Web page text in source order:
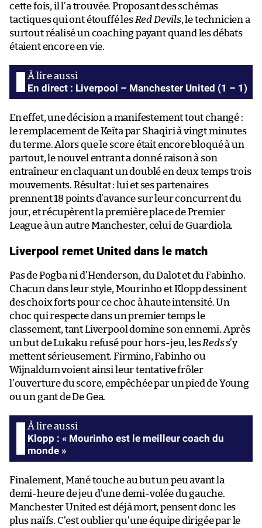
cette fois, il l’a trouvée. Proposant des schémas
tactiques qui ont étouffé les Red Devils, le technicien a
surtout réalisé un coaching payant quand les débats
étaient encore en vie.
En direct : Liverpool – Manchester United (1 – 1)
En effet, une décision a manifestement tout changé :
le remplacement de Keïta par Shaqiri à vingt minutes
du terme. Alors que le score était encore bloqué à un
partout, le nouvel entrant a donné raison à son
entraîneur en claquant un doublé en deux temps trois
mouvements. Résultat : lui et ses partenaires
prennent 18 points d’avance sur leur concurrent du
jour, et récupèrent la première place de Premier
League à un autre Manchester, celui de Guardiola.
Liverpool remet United dans le match
Pas de Pogba ni d’Henderson, du Dalot et du Fabinho.
Chacun dans leur style, Mourinho et Klopp dessinent
des choix forts pour ce choc à haute intensité. Un
choc qui respecte dans un premier temps le
classement, tant Liverpool domine son ennemi. Après
un but de Lukaku refusé pour hors-jeu, lesRedss’y
mettent sérieusement. Firmino, Fabinho ou
Wijnaldum voient ainsi leur tentative frôler
l’ouverture du score, empêchée par un pied de Young
ou un gant de De Gea.
Klopp : « Mourinho est le meilleur coach du
monde »
Finalement, Mané touche au but un peu avant la
demi-heure de jeu d’une demi-volée du gauche.
Manchester United est déjà mort, pensent donc les
plus naïfs. C’est oublier qu’une équipe dirigée par le